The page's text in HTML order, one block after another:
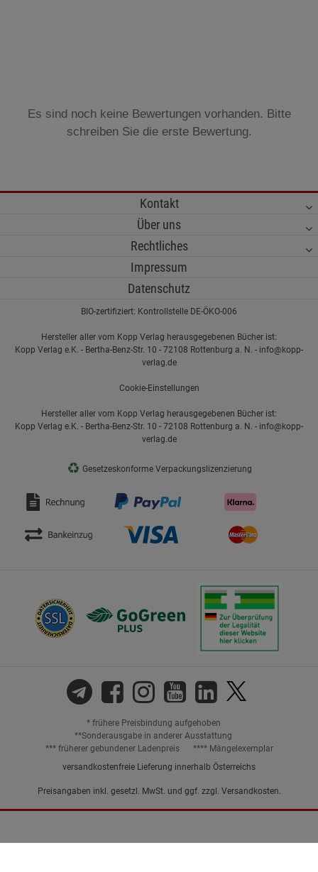
Es sind noch keine Bewertungen vorhanden. Bitte
schreiben Sie die erste Bewertung.
Kontakt
Über uns
Rechtliches
Impressum
Datenschutz
BIO-zertifiziert: Kontrollstelle DE-ÖKO-006
Hersteller aller vom Kopp Verlag herausgegebenen Bücher ist:
Kopp Verlag e.K. - Bertha-Benz-Str. 10 - 72108 Rottenburg a. N. - info@kopp-
verlag.de
Cookie-Einstellungen
Hersteller aller vom Kopp Verlag herausgegebenen Bücher ist:
Kopp Verlag e.K. - Bertha-Benz-Str. 10 - 72108 Rottenburg a. N. - info@kopp-
verlag.de
♻ Gesetzeskonforme Verpackungslizenzierung
* frühere Preisbindung aufgehoben
**Sonderausgabe in anderer Ausstattung
*** früherer gebundener Ladenpreis
**** Mängelexemplar
versandkostenfreie Lieferung innerhalb Österreichs
Preisangaben inkl. gesetzl. MwSt. und ggf. zzgl. Versandkosten.